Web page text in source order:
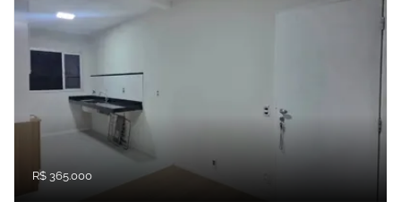
R$ 365.000